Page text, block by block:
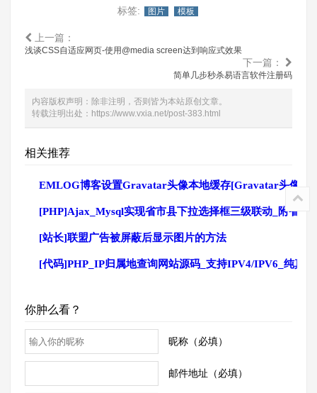
标签: 图片 模板
上一篇：
浅谈CSS自适应网页-使用@media screen达到响应式效果
下一篇：
简单几步秒杀易语言软件注册码
内容版权声明：除非注明，否则皆为本站原创文章。
转载注明出处： https://www.vxia.net/post-383.html
相关推荐
EMLOG博客设置Gravatar头像本地缓存[Gravatar头像不
[PHP]Ajax_Mysql实现省市县下拉选择框三级联动_附省市
[站长]联盟广告被屏蔽后显示图片的方法
[代码]PHP_IP归属地查询网站源码_支持IPV4/IPV6_纯真
你肿么看？
昵称（必填）
邮件地址（必填）